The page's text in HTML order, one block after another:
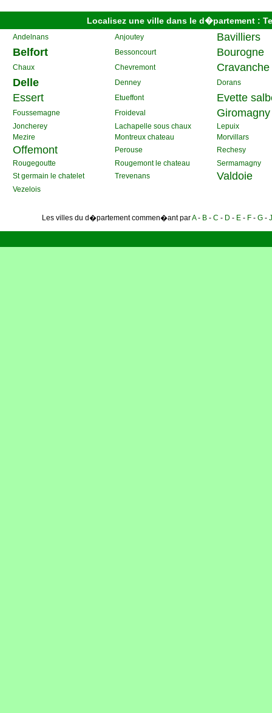
Localisez une ville dans le d�partement :
Andelnans Anjoutey
Bavilliers
Belfort
Bessoncourt Bourogne
Chaux Chevremont
Cravanche
Delle
Denney Dorans
Essert Etueffont Evette
Foussemagne Froideval Giromagny
Joncherey Lachapelle sous chaux
Lepuix
Mezire
Montreux chateau Morvillars
Offemont Perouse
Rechesy
Rougegoutte
Rougemont le chateau
Sermamagny
St germain le chatelet
Trevenans Valdoie
Vezelois
Les villes du d�partement commen�ant parA- B -C - D - E - F -G -